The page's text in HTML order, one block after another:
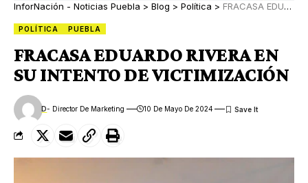
InforNación - Noticias Puebla > Blog > Política > FRACASA EDUARDO RIVERA EN SU INTENTO DE VICTIMIZACIÓN
POLÍTICA PUEBLA
FRACASA EDUARDO RIVERA EN
SU INTENTO DE VICTIMIZACIÓN
D- Director De Marketing 10 De Mayo De 2024